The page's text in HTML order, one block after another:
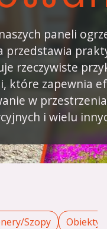
paneli
przedstawia
rzeczywiste
które zapewnia
w
i wielu
Szopy Obiekty